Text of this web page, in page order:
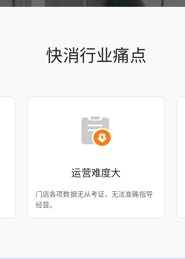
快消行业痛点
运营难度大
门店各项数据无从考证，无法准确指导
经营。